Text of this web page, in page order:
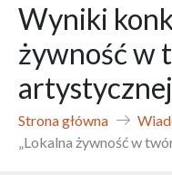
Wyniki
żywność w
Strona główna
„Lokalna żywność w